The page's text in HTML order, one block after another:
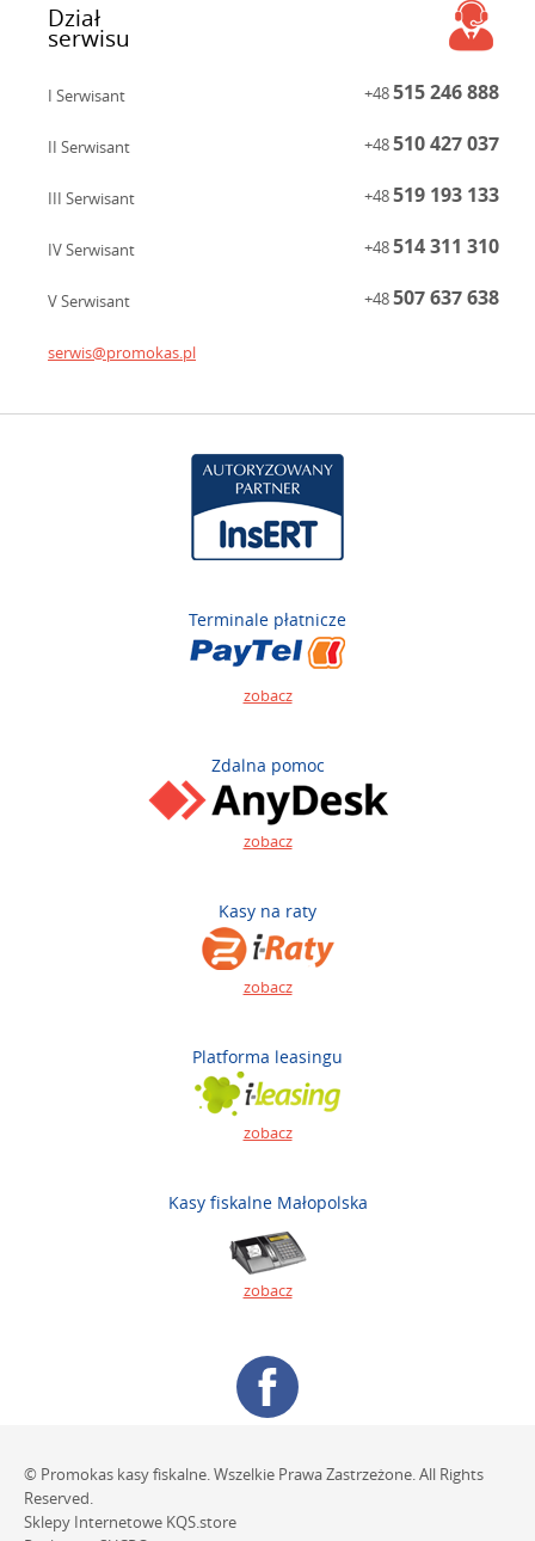
Dział
serwisu
I Serwisant +48515 246 888
II Serwisant +48510 427 037
III Serwisant +48519 193 133
IV Serwisant +48514 311 310
V Serwisant +48507 637 638
serwis@promokas.pl
Terminale płatnicze
zobacz
Zdalna pomoc
zobacz
Kasy na raty
zobacz
Platforma leasingu
zobacz
Kasy fiskalne Małopolska
zobacz
© Promokas kasy fiskalne. Wszelkie Prawa Zastrzeżone. All Rights
Reserved.
Sklepy Internetowe KQS.store